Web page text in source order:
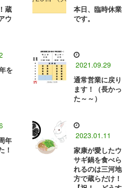
蔵
ウ
本日、臨時休業
です。
を
2021.09.29
通常営業に戻り
ます！（長かっ
た～～）
年
！
2023.01.11
家康が愛したウ
サギ鍋を食べら
れるのは三河地
方で蔵らだけ！